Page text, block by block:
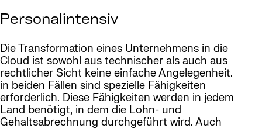
Personalintensiv
Die Transformation eines Unternehmens in die
Cloud ist sowohl aus technischer als auch aus
rechtlicher Sicht keine einfache Angelegenheit.
in beiden Fällen sind spezielle Fähigkeiten
erforderlich. Diese Fähigkeiten werden in jedem
Land benötigt, in dem die Lohn- und
Gehaltsabrechnung durchgeführt wird. Auch